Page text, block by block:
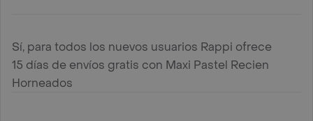
Sí, para todos los nuevos usuarios Rappi ofrece
15 días de envíos gratis con Maxi Pastel Recien
Horneados